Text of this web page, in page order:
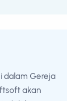
dalam Gereja
akan